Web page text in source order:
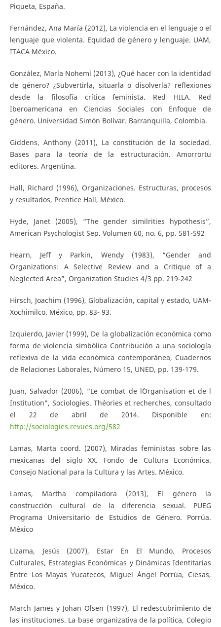
Piqueta, España.
Fernández, Ana María (2012), La violencia en el lenguaje o el
lenguaje que violenta. Equidad de género y lenguaje. UAM,
ITACA México.
González, María Nohemí (2013), ¿Qué hacer con la identidad
de género? ¿Subvertirla, situarla o disolverla? reflexiones
desde la filosofía crítica feminista. Red HILA. Red
Iberoamericana en Ciencias Sociales con Enfoque de
género. Universidad Simón Bolívar. Barranquilla, Colombia.
Giddens, Anthony (2011), La constitución de la sociedad.
Bases para la teoría de la estructuración. Amorrortu
editores. Argentina.
Hall, Richard (1996), Organizaciones. Estructuras, procesos
y resultados, Prentice Hall, México.
Hyde, Janet (2005), “The gender similrities hypothesis”,
American Psychologist Sep. Volumen 60, no. 6, pp. 581-592
Hearn, Jeff y Parkin, Wendy (1983), “Gender and
Organizations: A Selective Review and a Critique of a
Neglected Area”, Organization Studies 4/3 pp. 219-242
Hirsch, Joachim (1996), Globalización, capital y estado, UAM-
Xochimilco. México, pp. 83- 93.
Izquierdo, Javier (1999), De la globalización económica como
forma de violencia simbólica Contribución a una sociología
reflexiva de la vida económica contemporánea, Cuadernos
de Relaciones Laborales, Número 15, UNED, pp. 139-179.
Juan, Salvador (2006), “Le combat de l´Organisation et de l
´Institution”, Sociologies. Théories et recherches, consultado
el 22 de abril de 2014. Disponible en:
http://sociologies.revues.org/582
Lamas, Marta coord. (2007), Miradas feministas sobre las
mexicanas del siglo XX. Fondo de Cultura Económica.
Consejo Nacional para la Cultura y las Artes. México.
Lamas, Martha compiladora (2013), El género la
construcción cultural de la diferencia sexual. PUEG
Programa Universitario de Estudios de Género. Porrúa.
México
Lizama, Jesús (2007), Estar En El Mundo. Procesos
Culturales, Estrategias Económicas y Dinámicas Identitarias
Entre Los Mayas Yucatecos, Miguel Ángel Porrúa, Ciesas,
México.
March James y Johan Olsen (1997), El redescubrimiento de
las instituciones. La base organizativa de la política, Colegio